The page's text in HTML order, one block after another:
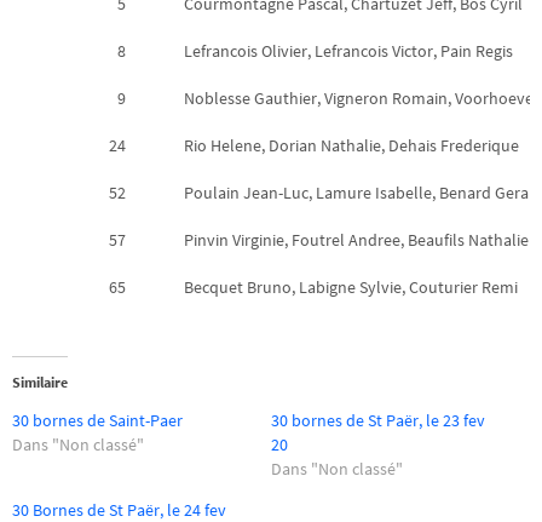
8 Lefrancois Olivier, Lefrancois Victor, Pain Regis
9 Noblesse Gauthier, Vigneron Romain, Voorhoeve
24 Rio Helene, Dorian Nathalie, Dehais Frederique
52 Poulain Jean-Luc, Lamure Isabelle, Benard
57 Pinvin Virginie, Foutrel Andree, Beaufils Nathalie
65 Becquet Bruno, Labigne Sylvie, Couturier Remi
Similaire
30 bornes de Saint-Paer
Dans "Non classé"
30 bornes de St Paër, le 23 fev
20
Dans "Non classé"
30 Bornes de St Paër, le 24 fev